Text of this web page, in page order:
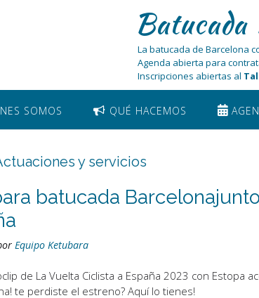
La batucada de Barcelona
Agenda abierta para
Inscripciones abiertas al
SOMOS QUÉ HACEMOS
y servicios
batucada
Equipo Ketubara
de La Vuelta Ciclista a España 2023 con Estopa
te perdiste el estreno? Aquí lo tienes!